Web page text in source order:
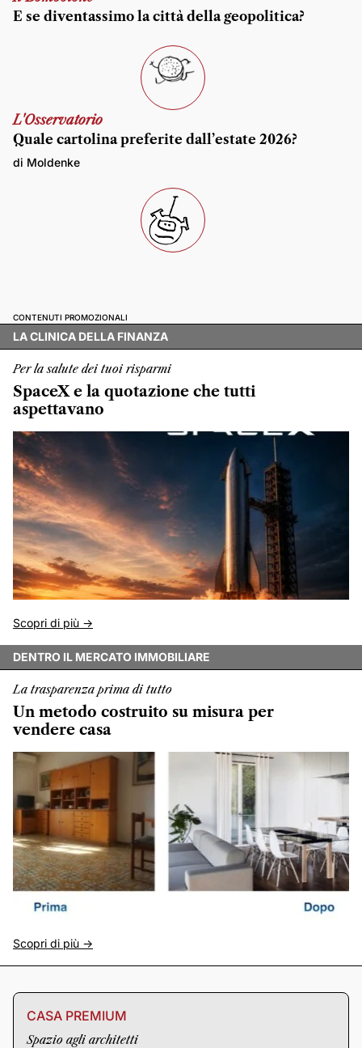
E se diventassimo la città della geopolitica?
L'Osservatorio
Quale cartolina preferite dall’estate 2026?
di Moldenke
CONTENUTI PROMOZIONALI
LA CLINICA DELLA FINANZA
Per la salute dei tuoi risparmi
SpaceX e la quotazione che tutti
aspettavano
Scopri di più ->
DENTRO IL MERCATO IMMOBILIARE
La trasparenza prima di tutto
Un metodo costruito su misura per
vendere casa
Scopri di più ->
CASA PREMIUM
Spazio agli architetti